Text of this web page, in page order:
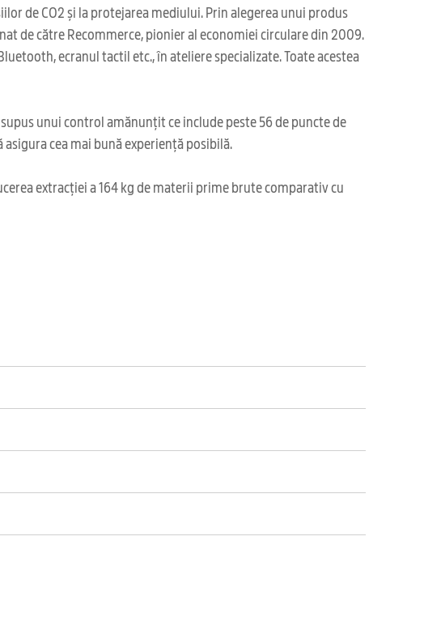
de CO2 și la protejarea mediului. Prin alegerea unui produs
de către Recommerce, pionier al economiei circulare din 2009.
ecranul tactil etc., în ateliere specializate. Toate acestea
unui control amănunțit ce include peste 56 de puncte de
cea mai bună experiență posibilă.
extracției a 164 kg de materii prime brute comparativ cu